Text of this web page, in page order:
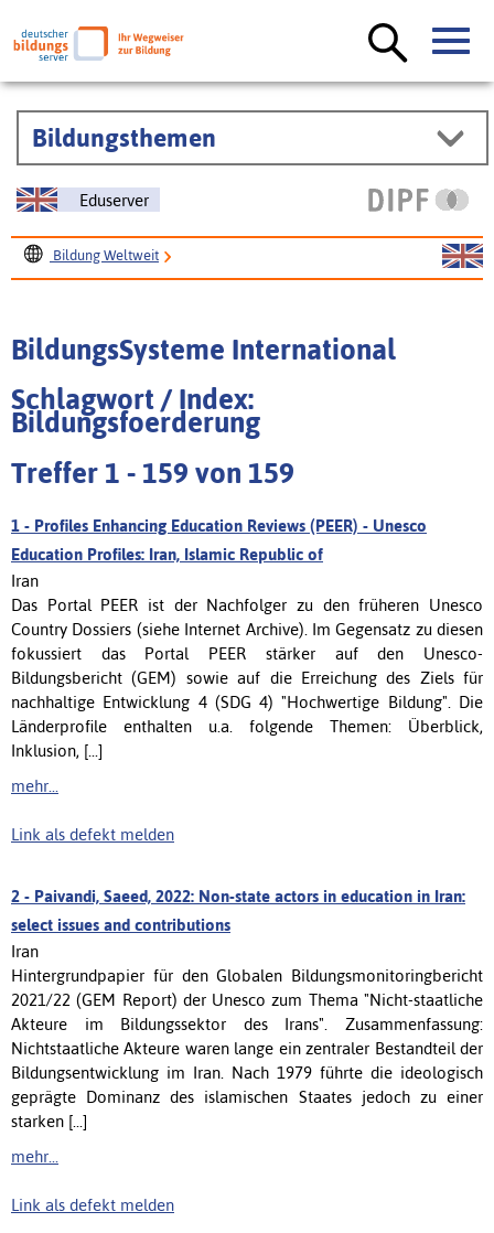
Bildungsthemen
Eduserver
Bildung Weltweit
BildungsSysteme International
Schlagwort / Index:
Bildungsfoerderung
Treffer 1 - 159 von 159
1 - Profiles Enhancing Education Reviews (PEER) - Unesco
Education Profiles: Iran, Islamic Republic of
Iran
Das Portal PEER ist der Nachfolger zu den früheren Unesco
Country Dossiers (siehe Internet Archive). Im Gegensatz zu diesen
fokussiert das Portal PEER stärker auf den Unesco-
Bildungsbericht (GEM) sowie auf die Erreichung des Ziels für
nachhaltige Entwicklung 4 (SDG 4) "Hochwertige Bildung". Die
Länderprofile enthalten u.a. folgende Themen: Überblick,
Inklusion, [...]
mehr...
Link als defekt melden
2 - Paivandi, Saeed, 2022: Non-state actors in education in Iran:
select issues and contributions
Iran
Hintergrundpapier für den Globalen Bildungsmonitoringbericht
2021/22 (GEM Report) der Unesco zum Thema "Nicht-staatliche
Akteure im Bildungssektor des Irans". Zusammenfassung:
Nichtstaatliche Akteure waren lange ein zentraler Bestandteil der
Bildungsentwicklung im Iran. Nach 1979 führte die ideologisch
geprägte Dominanz des islamischen Staates jedoch zu einer
starken [...]
mehr...
Link als defekt melden